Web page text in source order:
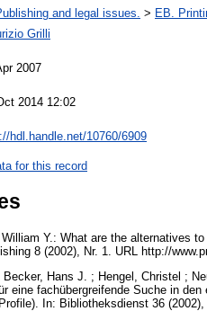
and legal issues. > EB.
Grilli
2007
2014 12:02
hdl.handle.net/10760/6909
for this record
Y.: What are the alternatives
8 (2002), Nr. 1. URL http://
Hans J. ; Hengel, Christel ;
eine fachübergreifende Suche in
In: Bibliotheksdienst 36